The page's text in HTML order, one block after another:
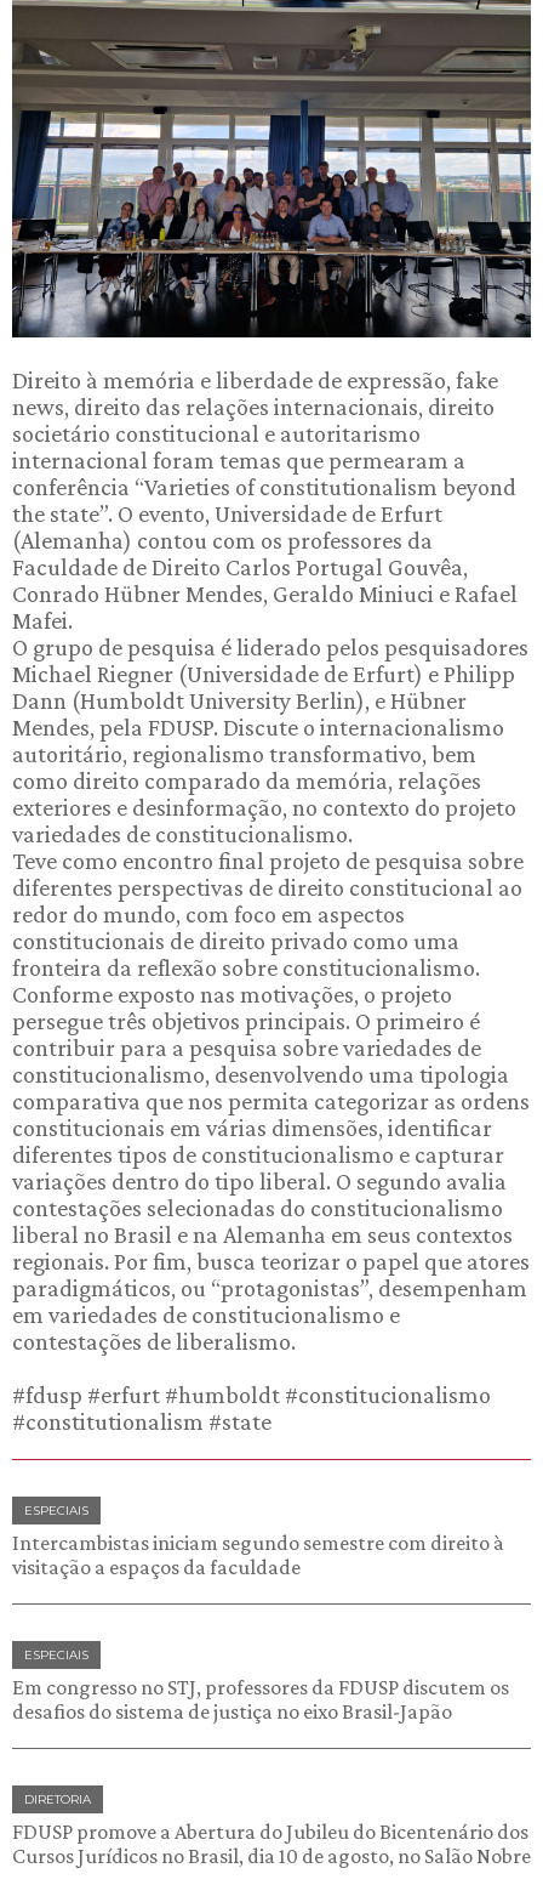
Direito à memória e liberdade de expressão, fake
news, direito das relações internacionais, direito
societário constitucional e autoritarismo
internacional foram temas que permearam a
conferência “Varieties of constitutionalism beyond
the state”. O evento, Universidade de Erfurt
(Alemanha) contou com os professores da
Faculdade de Direito Carlos Portugal Gouvêa,
Conrado Hübner Mendes, Geraldo Miniuci e Rafael
Mafei.
O grupo de pesquisa é liderado pelos pesquisadores
Michael Riegner (Universidade de Erfurt) e Philipp
Dann (Humboldt University Berlin), e Hübner
Mendes, pela FDUSP. Discute o internacionalismo
autoritário, regionalismo transformativo, bem
como direito comparado da memória, relações
exteriores e desinformação, no contexto do projeto
variedades de constitucionalismo.
Teve como encontro final projeto de pesquisa sobre
diferentes perspectivas de direito constitucional ao
redor do mundo, com foco em aspectos
constitucionais de direito privado como uma
fronteira da reflexão sobre constitucionalismo.
Conforme exposto nas motivações, o projeto
persegue três objetivos principais. O primeiro é
contribuir para a pesquisa sobre variedades de
constitucionalismo, desenvolvendo uma tipologia
comparativa que nos permita categorizar as ordens
constitucionais em várias dimensões, identificar
diferentes tipos de constitucionalismo e capturar
variações dentro do tipo liberal. O segundo avalia
contestações selecionadas do constitucionalismo
liberal no Brasil e na Alemanha em seus contextos
regionais. Por fim, busca teorizar o papel que atores
paradigmáticos, ou “protagonistas”, desempenham
em variedades de constitucionalismo e
contestações de liberalismo.
#fdusp #erfurt #humboldt #constitucionalismo
#constitutionalism #state
ESPECIAIS
Intercambistas iniciam segundo semestre com direito à
visitação a espaços da faculdade
ESPECIAIS
Em congresso no STJ, professores da FDUSP discutem os
desafios do sistema de justiça no eixo Brasil-Japão
DIRETORIA
FDUSP promove a Abertura do Jubileu do Bicentenário dos
Cursos Jurídicos no Brasil, dia 10 de agosto, no Salão Nobre